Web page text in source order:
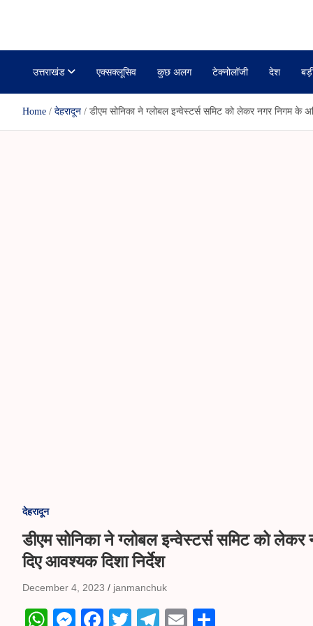
उत्तराखंड एक्सक्लूसिव कुछ अलग टेक्नोलॉजी देश
Home देहरादून डीएम सोनिका ने ग्लोबल इन्वेस्टर्स समिट को लेकर नगर निगम के
देहरादून
डीएम सोनिका ने ग्लोबल इन्वेस्टर्स समिट को लेकर
दिए आवश्यक दिशा निर्देश
December 4, 2023 janmanchuk
W
M
Fa T
Te
E
e